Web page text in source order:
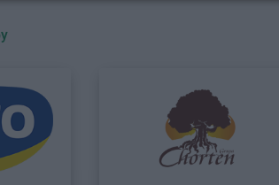
BRICOMARCHE Jelenia Góra